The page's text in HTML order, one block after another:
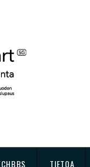
TIETOA